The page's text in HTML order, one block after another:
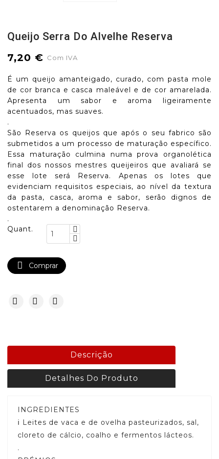
Queijo Serra Do Alvelhe Reserva
7,20 € Com IVA
É um queijo amanteigado, curado, com pasta mole
de cor branca e casca maleável e de cor amarelada.
Apresenta um sabor e aroma ligeiramente
acentuados, mas suaves.
.
São Reserva os queijos que após o seu fabrico são
submetidos a um processo de maturação específico.
Essa maturação culmina numa prova organolética
final dos nossos mestres queijeiros que avaliará se
esse lote será Reserva. Apenas os lotes que
evidenciam requisitos especiais, ao nível da textura
da pasta, casca, aroma e sabor, serão dignos de
ostentarem a denominação Reserva.
.
Quant.
 Comprar
Descrição
Detalhes Do Produto
INGREDIENTES
ℹ️ Leites de vaca e de ovelha pasteurizados, sal,
cloreto de cálcio, coalho e fermentos lácteos.
.